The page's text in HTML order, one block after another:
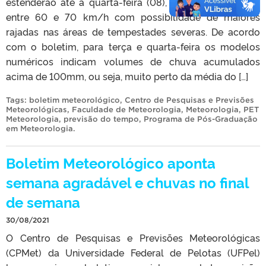
entre 60 e 70 km/h com possibilidade de maiores
rajadas nas áreas de tempestades severas. De acordo
com o boletim, para terça e quarta-feira os modelos
numéricos indicam volumes de chuva acumulados
acima de 100mm, ou seja, muito perto da média do […]
Tags: boletim meteorológico, Centro de Pesquisas e Previsões
Meteorológicas, Faculdade de Meteorologia, Meteorologia, PET
Meteorologia, previsão do tempo, Programa de Pós-Graduação
em Meteorologia.
Boletim Meteorológico aponta
semana agradável e chuvas no final
de semana
30/08/2021
O Centro de Pesquisas e Previsões Meteorológicas
(CPMet) da Universidade Federal de Pelotas (UFPel)